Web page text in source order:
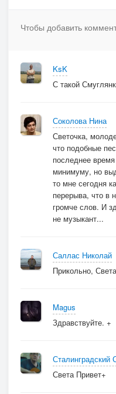
Чтобы добавить
KsK
С такой
Соколова Нина
Светочка,
что подобные
последнее
минимуму, но
то мне сегодня
перерыва, что в
громче слов. И
не музыкант...
Саллас Николай
Прикольно,
Magus
Здравствуйте. +
Сталинградский
Света Привет+